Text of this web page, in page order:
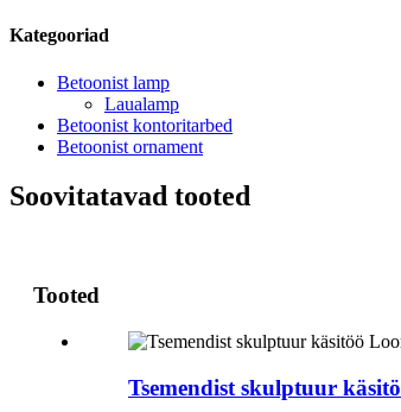
Kategooriad
Betoonist lamp
Laualamp
Betoonist kontoritarbed
Betoonist ornament
Soovitatavad tooted
Tooted
Tsemendist skulptuur